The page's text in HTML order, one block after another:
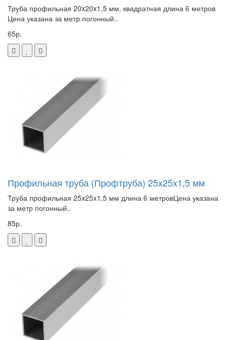
Труба профильная 20x20x1,5 мм, квадратная длина 6 метров
Цена указана за метр погонный..
65р.
Профильная труба (Профтруба) 25x25x1,5 мм
Труба профильная 25x25x1,5 мм длина 6 метровЦена указана
за метр погонный..
85р.